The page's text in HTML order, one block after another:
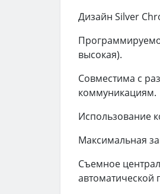
Дизайн Silver
высокая).
Cовместима с
коммуникациям.
Использование
Максимальная
Съемное
автоматической